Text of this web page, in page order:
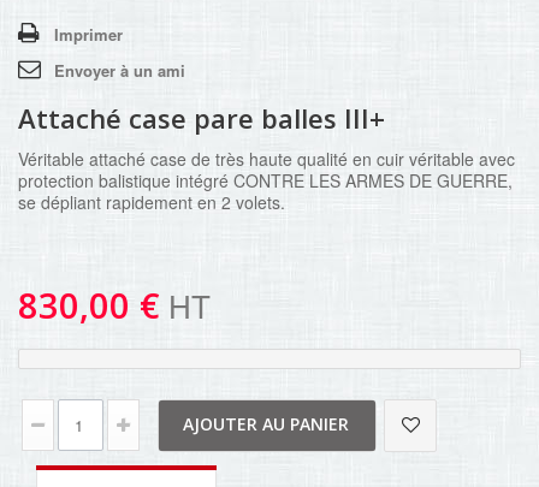
Imprimer
Envoyer à un ami
Attaché case pare balles III+
Véritable attaché case de très haute qualité en cuir véritable avec
protection balistique intégré CONTRE LES ARMES DE GUERRE,
se dépliant rapidement en 2 volets.
830,00 € HT
AJOUTER AU PANIER